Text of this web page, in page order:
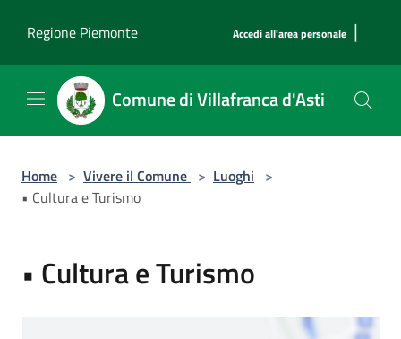
Regione Piemonte
Accedi all'area personale |
Comune di Villafranca d'Asti
Home > Vivere il Comune > Luoghi >
• Cultura e Turismo
• Cultura e Turismo